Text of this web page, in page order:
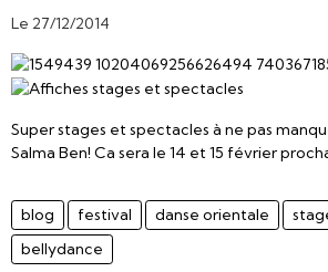
Le 27/12/2014
Super stages et spectacles à ne pas
Salma Ben! Ca sera le 14 et 15 février
blog festival danse orientale
bellydance